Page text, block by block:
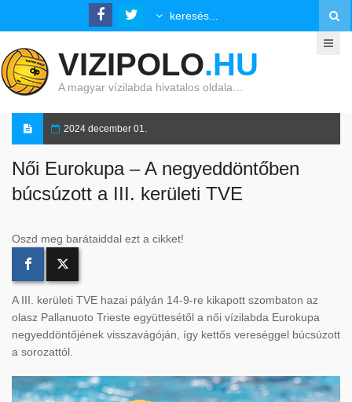
VIZIPOLO.HU
A magyar vízilabda hivatalos oldala…
2024 december 01.
Női Eurokupa – A negyeddöntőben
búcsúzott a III. kerületi TVE
Oszd meg barátaiddal ezt a cikket!
A III. kerületi TVE hazai pályán 14-9-re kikapott szombaton az
olasz Pallanuoto Trieste együttesétől a női vízilabda Eurokupa
negyeddöntőjének visszavágóján, így kettős vereséggel búcsúzott
a sorozattól.